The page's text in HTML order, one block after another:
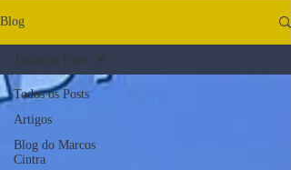
Blog
Todos os Posts
Artigos
Blog do Marcos
Cintra
Todos os Posts